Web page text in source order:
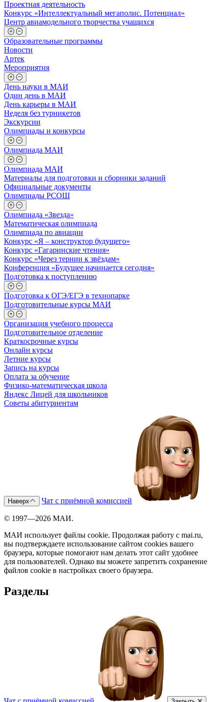
Проектная деятельность
Конкурс «Интеллектуальный мегаполис. Потенциал»
Центр авиамодельного творчества учащихся
Образовательные программы
Новости
Артек
Мероприятия
День науки в МАИ
Один день в МАИ
День карьеры в МАИ
Неделя без турникетов
Экскурсии
Олимпиады и конкурсы
Олимпиада МАИ
Олимпиада МАИ
Материалы для подготовки и сборники заданий
Официальные документы
Олимпиады РСОШ
Олимпиада «Звезда»
Математическая олимпиада
Олимпиада по авиации
Конкурс «Я – конструктор будущего»
Конкурс «Гагаринские чтения»
Конкурс «Через тернии к звёздам»
Конференция «Будущее начинается сегодня»
Подготовка к поступлению
Подготовка к ОГЭ/ЕГЭ в технопарке
Подготовительные курсы МАИ
Организация учебного процесса
Подготовительное отделение
Краткосрочные курсы
Онлайн курсы
Летние курсы
Запись на курсы
Оплата за обучение
Физико-математическая школа
Яндекс Лицей для школьников
Советы абитуриентам
Наверх Чат с приёмной комиссией
© 1997—2026 МАИ.
МАИ использует файлы cookie. Продолжая работу с mai.ru,
вы подтверждаете использование сайтом cookies вашего
браузера, которые помогают нам делать этот сайт удобнее
для пользователей. Однако вы можете запретить сохранение
файлов cookie в настройках своего браузера.
Разделы